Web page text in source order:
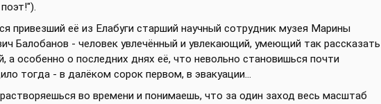
привезший её из Елабуги старший научный сотрудник музея Марины
Балобанов - человек увлечённый и увлекающий, умеющий так рассказать
а особенно о последних днях её, что невольно становишься почти
тогда - в далёком сорок первом, в эвакуации...
во времени и понимаешь, что за один заход весь масштаб